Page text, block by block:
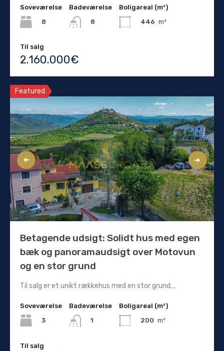
Soveværelse
8
Badeværelse
8
Boligareal (m²)
446 m²
Til salg
2.160.000€
Featured
Betagende udsigt: Solidt hus med egen
bæk og panoramaudsigt over Motovun
og en stor grund
Til salg er et unikt rækkehus med en stor grund.…
Soveværelse
3
Badeværelse
1
Boligareal (m²)
200 m²
Til salg